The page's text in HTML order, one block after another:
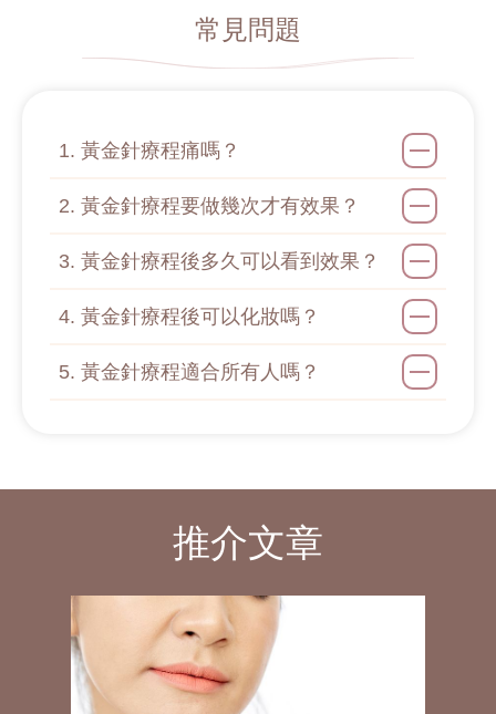
常見問題
1. 黃金針療程痛嗎？
2. 黃金針療程要做幾次才有效果？
3. 黃金針療程後多久可以看到效果？
4. 黃金針療程後可以化妝嗎？
5. 黃金針療程適合所有人嗎？
推介文章